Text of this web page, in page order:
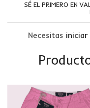
SÉ EL PRIMERO EN
Necesitas iniciar